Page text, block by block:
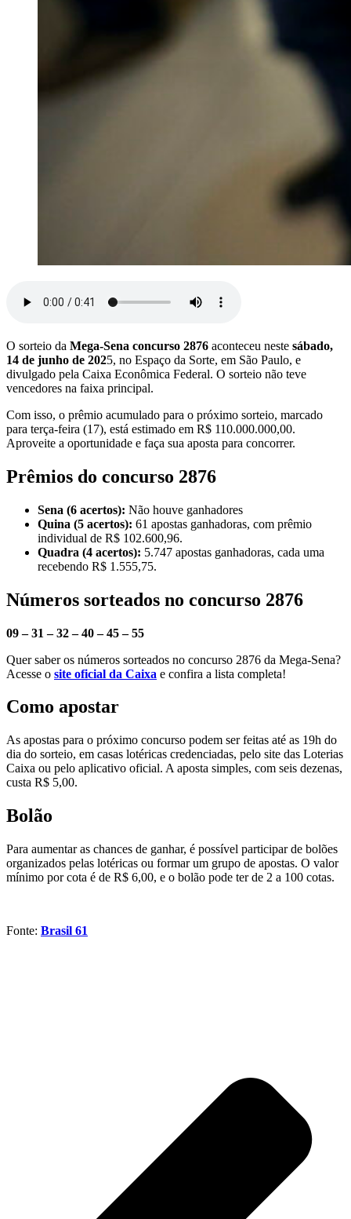
O sorteio da Mega-Sena concurso 2876 aconteceu neste sábado,
14 de junho de 2025, no Espaço da Sorte, em São Paulo, e
divulgado pela Caixa Econômica Federal. O sorteio não teve
vencedores na faixa principal.
Com isso, o prêmio acumulado para o próximo sorteio, marcado
para terça-feira (17), está estimado em R$ 110.000.000,00.
Aproveite a oportunidade e faça sua aposta para concorrer.
Prêmios do concurso 2876
Sena (6 acertos): Não houve ganhadores
Quina (5 acertos): 61 apostas ganhadoras, com prêmio
individual de R$ 102.600,96.
Quadra (4 acertos): 5.747 apostas ganhadoras, cada uma
recebendo R$ 1.555,75.
Números sorteados no concurso 2876
09 – 31 – 32 – 40 – 45 – 55
Quer saber os números sorteados no concurso 2876 da Mega-Sena?
Acesse o site oficial da Caixa e confira a lista completa!
Como apostar
As apostas para o próximo concurso podem ser feitas até as 19h do
dia do sorteio, em casas lotéricas credenciadas, pelo site das Loterias
Caixa ou pelo aplicativo oficial. A aposta simples, com seis dezenas,
custa R$ 5,00.
Bolão
Para aumentar as chances de ganhar, é possível participar de bolões
organizados pelas lotéricas ou formar um grupo de apostas. O valor
mínimo por cota é de R$ 6,00, e o bolão pode ter de 2 a 100 cotas.
Fonte: Brasil 61